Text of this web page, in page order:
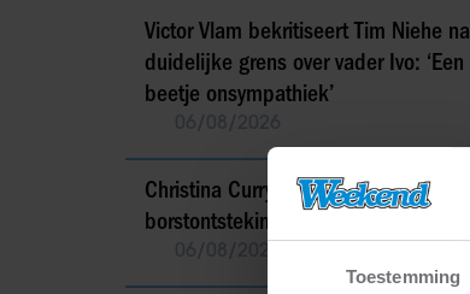
Toestemming
Victor Vlam bekritiseert Tim Niehe na
duidelijke grens over vader Ivo: ‘Een
beetje onsympathiek’
Christina Curry ziek na bevalling door
borstontsteking
06/08/2026